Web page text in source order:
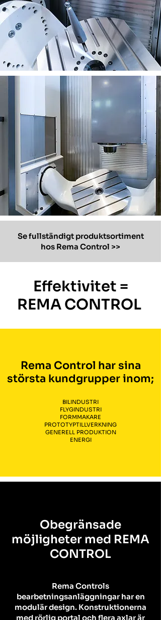
Se fullständigt produktsortiment
hos Rema Control >>
Effektivitet =
REMA CONTROL
Rema Control har sina
största kundgrupper inom;
BILINDUSTRI
FLYGINDUSTRI
FORMMAKARE
PROTOTYPTILLVERKNING
GENERELL PRODUKTION
ENERGI
Obegränsade
möjligheter med REMA
CONTROL
Rema Controls
bearbetningsanläggningar har en
modulär design. Konstruktionerna
med rörlig portal och flera axlar är